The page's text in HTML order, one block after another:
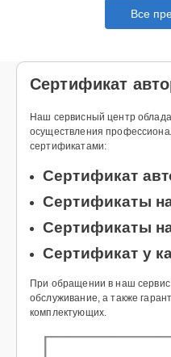
Все
Сертификат
Наш сервисный центр
осуществления
сертификатами:
Сертификат
Сертификаты
Сертификаты
Сертификат у
При обращении в наш сервис
обслуживание, а также
комплектующих.